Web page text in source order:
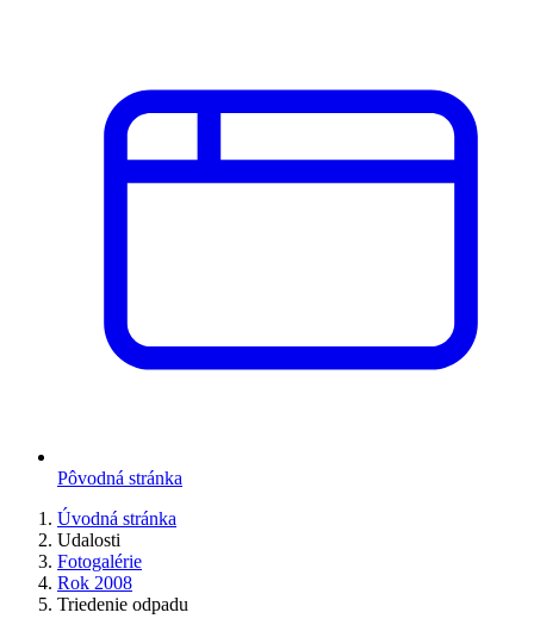
Pôvodná stránka
Úvodná stránka
Udalosti
Fotogalérie
Rok 2008
Triedenie odpadu